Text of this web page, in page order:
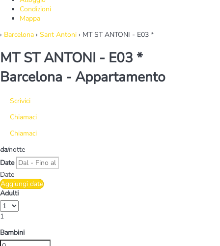
Condizioni
Mappa
› Barcelona › Sant Antoni › MT ST ANTONI - E03 *
MT ST ANTONI - E03 *
Barcelona - Appartamento
Scrivici
Chiamaci
Chiamaci
da/notte
Date
Date
Aggiungi date
Adulti
1
Bambini